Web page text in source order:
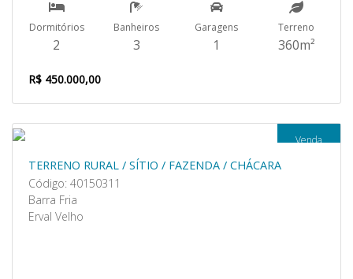
Dormitórios
2
Banheiros
3
Garagens
1
Terreno
360m²
R$ 450.000,00
Venda
TERRENO RURAL / SÍTIO / FAZENDA / CHÁCARA
Código: 40150311
Barra Fria
Erval Velho